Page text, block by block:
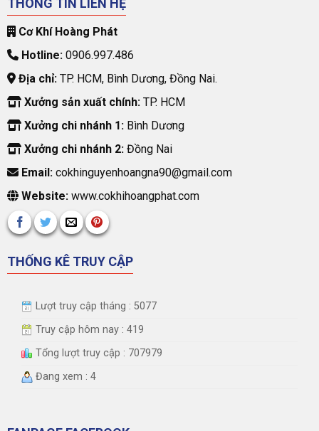
THÔNG TIN LIÊN HỆ
Cơ Khí Hoàng Phát
Hotline:0906.997.486
Địa chỉ:TP. HCM, Bình Dương, Đồng Nai.
Xưởng sản xuất chính:TP. HCM
Xưởng chi nhánh 1:Bình Dương
Xưởng chi nhánh 2:Đồng Nai
Email:cokhinguyenhoangna90@gmail.com
Website:www.cokhihoangphat.com
THỐNG KÊ TRUY CẬP
Lượt truy cập tháng : 5077
Truy cập hôm nay : 419
Tổng lượt truy cập : 707979
Đang xem : 4